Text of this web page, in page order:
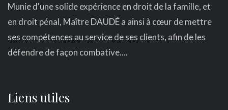
Munie d'une solide expérience en droit de la famille, et
en droit pénal, Maître DAUDÉ a ainsi à cœur de mettre
ses compétences au service de ses clients, afin de les
défendre de façon combative....
Liens utiles